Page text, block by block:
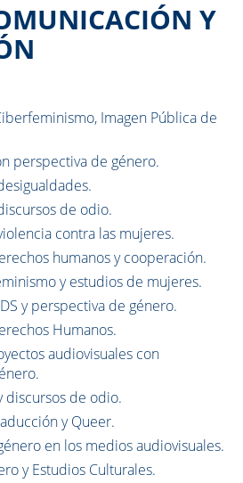
Y
Imagen Pública de
perspectiva de género.
de odio.
contra las mujeres.
humanos y cooperación.
y estudios de mujeres.
y perspectiva de género.
Humanos.
audiovisuales con
discursos de odio.
y Queer.
en los medios audiovisuales.
y Estudios Culturales.